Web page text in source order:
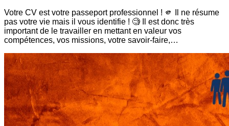
Votre CV est votre passeport professionnel ! 🫵 Il ne résume
pas votre vie mais il vous identifie ! 🧐 Il est donc très
important de le travailler en mettant en valeur vos
compétences, vos missions, votre savoir-faire,…